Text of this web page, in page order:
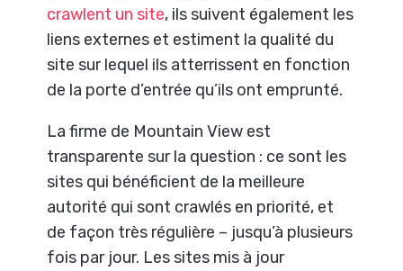
crawlent un site, ils suivent également les
liens externes et estiment la qualité du
site sur lequel ils atterrissent en fonction
de la porte d’entrée qu’ils ont emprunté.
La firme de Mountain View est
transparente sur la question : ce sont les
sites qui bénéficient de la meilleure
autorité qui sont crawlés en priorité, et
de façon très régulière – jusqu’à plusieurs
fois par jour. Les sites mis à jour